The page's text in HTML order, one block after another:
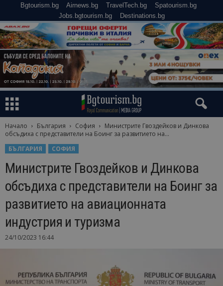
Bgtourism.bg Airnews.bg TravelTech.bg
Spatourism.bg
Jobs.bgtourism.bg
Destinations.bg
Начало България София
Министрите Гвоздейков и Динкова
обсъдиха с представители на Боинг за развитието на...
БЪЛГАРИЯ
СОФИЯ
Министрите Гвоздейков и Динкова
обсъдиха с представители на Боинг за
развитието на авиационната
индустрия и туризма
24/10/2023 16:44